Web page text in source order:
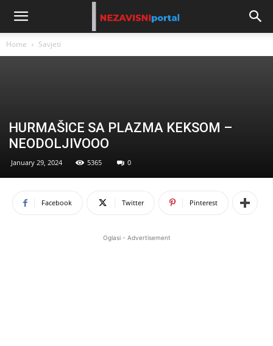
Home Savjeti
HURMAŠICE SA PLAZMA KEKSOM –
NEODOLJIVOOO
January 29, 2024 5365 0
Facebook Twitter Pinterest
Oglasi - Advertisement